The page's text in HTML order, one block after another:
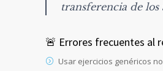
transferencia de los
🚨 Errores frecuentes al
Usar ejercicios genéricos